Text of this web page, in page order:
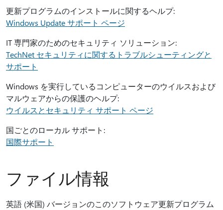
更新プログラムのインストールに関するヘルプ:
Windows Update サポート ページ
IT 専門家のためのセキュリティ ソリューション:
TechNet セキュリティに関するトラブルシューティングと
サポート
Windows を実行しているコンピューターのウイルスおよび
マルウェアからの保護のヘルプ:
ウイルスとセキュリティ サポート ページ
国ごとのローカル サポート:
国際サポート
ファイル情報
英語 (米国) バージョンのこのソフトウェア更新プログラム